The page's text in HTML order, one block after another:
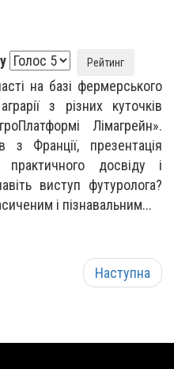
на базі фермерського
з різних куточків
Лімагрейн».
з Франції, презентація
практичного досвіду і
виступ футуролога?
і пізнавальним...
Наступна